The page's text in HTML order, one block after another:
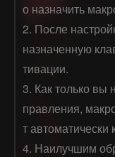
о назначить
2. После
назначенную
тивации.
3. Как только
правления,
т
4. Наилучшим